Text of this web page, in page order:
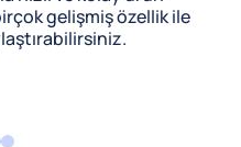
gelişmiş özellik ile